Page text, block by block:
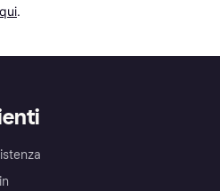
.